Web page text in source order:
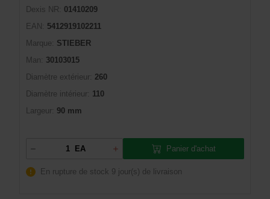
Dexis NR:
01410209
EAN:
5412919102211
Marque:
STIEBER
Man:
30103015
Diamètre extérieur: 260
Diamètre intérieur: 110
Largeur: 90 mm
EA Panier d'achat
En rupture de stock 9 jour(s) de livraison